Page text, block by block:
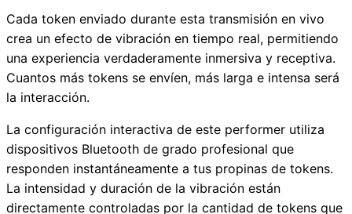
Cada token enviado durante esta transmisión en vivo
crea un efecto de vibración en tiempo real, permitiendo
una experiencia verdaderamente inmersiva y receptiva.
Cuantos más tokens se envíen, más larga e intensa será
la interacción.
La configuración interactiva de este performer utiliza
dispositivos Bluetooth de grado profesional que
responden instantáneamente a tus propinas de tokens.
La intensidad y duración de la vibración están
directamente controladas por la cantidad de tokens que